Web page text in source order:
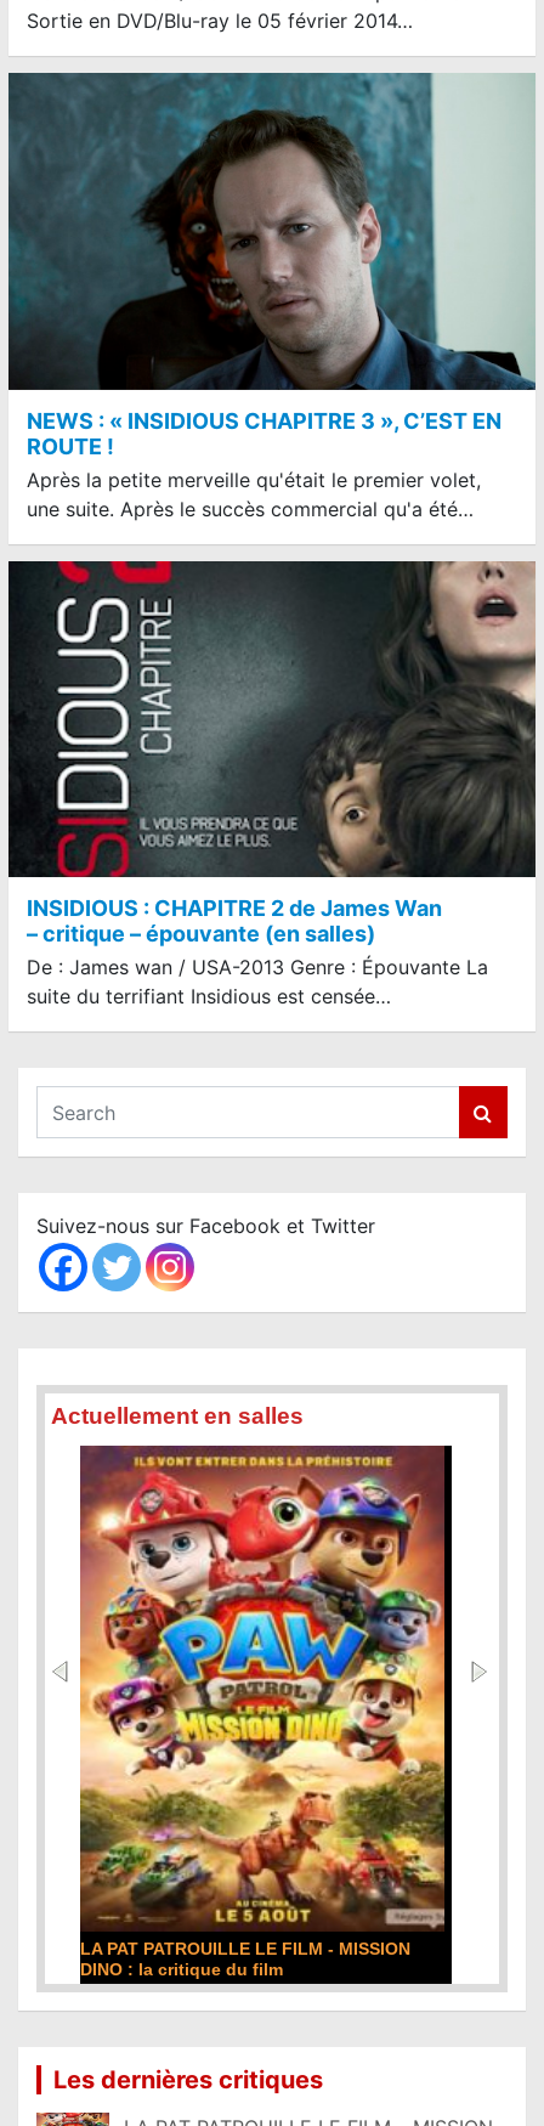
Sortie en DVD/Blu-ray le 05 février 2014…
NEWS : « INSIDIOUS CHAPITRE 3 », C’EST EN
ROUTE !
Après la petite merveille qu'était le premier volet,
une suite. Après le succès commercial qu'a été…
INSIDIOUS : CHAPITRE 2 de James Wan
– critique – épouvante (en salles)
De : James wan / USA-2013 Genre : Épouvante La
suite du terrifiant Insidious est censée…
a
c
h
Suivez-nous sur Facebook et Twitter
Actuellement en salles
DE LA COMÉDIE-FRANÇAISE : la critique du
film
Les dernières critiques